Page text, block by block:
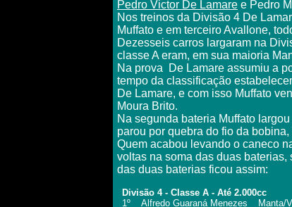
Pedro Victor De Lamare e Pedro
Nos treinos da Divisão 4 De
Muffato e em terceiro Avallone,
Dezesseis carros largaram na
classe A eram, em sua maioria
Na prova
De Lamare assumiu a
tempo da classificação
De Lamare, e com isso Muffato
Moura Brito.
Na segunda bateria Muffato
parou por quebra do fio da
Quem acabou levando o caneco
voltas na soma das duas
das duas baterias ficou assim:
Divisão 4 - Classe A - Até 2.000cc
1º
Alfredo Guaraná Menezes Manta/